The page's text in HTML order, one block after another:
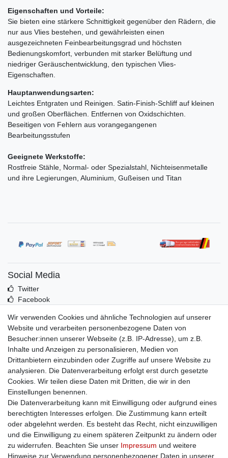
Eigenschaften und Vorteile:
Sie bieten eine stärkere Schnittigkeit gegenüber den Rädern, die
nur aus Vlies bestehen, und gewährleisten einen
ausgezeichneten Feinbearbeitungsgrad und höchsten
Bedienungskomfort, verbunden mit starker Belüftung und
niedriger Geräuschentwicklung, den typischen Vlies-
Eigenschaften.
Hauptanwendungsarten:
Leichtes Entgraten und Reinigen. Satin-Finish-Schliff auf kleinen
und großen Oberflächen. Entfernen von Oxidschichten.
Beseitigen von Fehlern aus vorangegangenen
Bearbeitungsstufen
Geeignete Werkstoffe:
Rostfreie Stähle, Normal- oder Spezialstahl, Nichteisenmetalle
und ihre Legierungen, Aluminium, Gußeisen und Titan
Social Media
Twitter
Facebook
Mehr über uns
Kontakt
Impressum
Zusatzinfos
AGB
Altölentsorgung
Batterieentsorgung
Datenschutz
Lieferbedingungen
Widerrufsbelehrung
Widerrufsformular
Wir verwenden Cookies und ähnliche Technologien auf unserer
Website und verarbeiten personenbezogene Daten von
Besucher:innen unserer Webseite (z.B. IP-Adresse), um z.B.
Inhalte und Anzeigen zu personalisieren, Medien von
Drittanbietern einzubinden oder Zugriffe auf unsere Website zu
analysieren. Die Datenverarbeitung erfolgt erst durch gesetzte
Cookies. Wir teilen diese Daten mit Dritten, die wir in den
Einstellungen benennen.
Die Datenverarbeitung kann mit Einwilligung oder aufgrund eines
berechtigten Interesses erfolgen. Die Zustimmung kann erteilt
oder abgelehnt werden. Es besteht das Recht, nicht einzuwilligen
und die Einwilligung zu einem späteren Zeitpunkt zu ändern oder
zu widerrufen. Beachten Sie unser Impressum und weitere
Hinweise zur Verwendung personenbezogener Daten in unserer